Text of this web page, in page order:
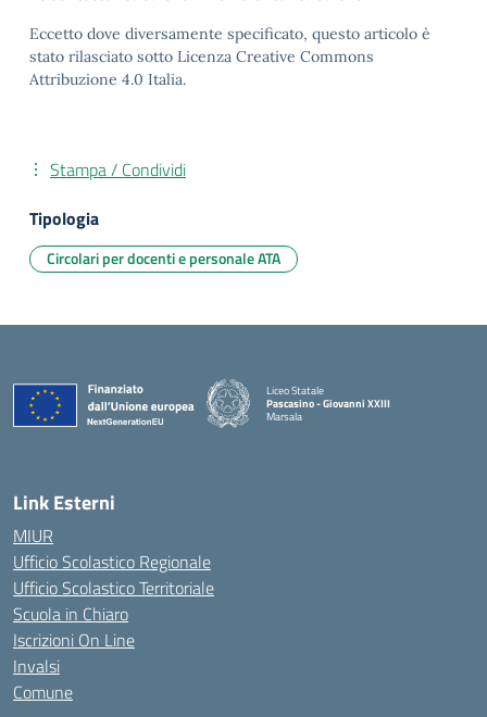
Eccetto dove diversamente specificato, questo articolo è
stato rilasciato sotto Licenza Creative Commons
Attribuzione 4.0 Italia.
Stampa / Condividi
Tipologia
Circolari per docenti e personale ATA
Liceo Statale
Pascasino - Giovanni XXIII
Marsala
Link Esterni
MIUR
Ufficio Scolastico Regionale
Ufficio Scolastico Territoriale
Scuola in Chiaro
Iscrizioni On Line
Invalsi
Comune